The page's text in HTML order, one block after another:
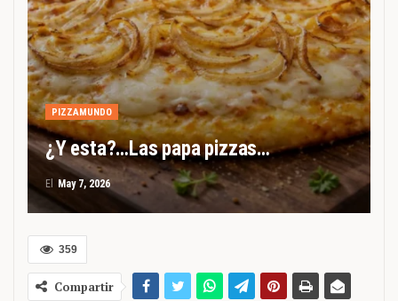
PIZZAMUNDO
¿Y esta?…Las papa pizzas…
El May 7, 2026
359
Compartir